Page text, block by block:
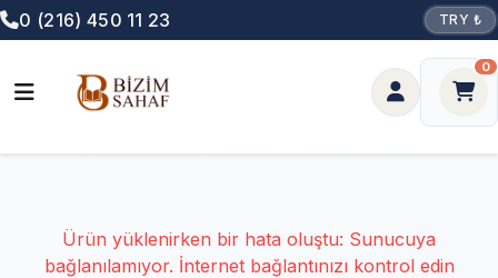
0 (216) 450 11 23 TRY ₺
0
Ürün yüklenirken bir hata oluştu: Sunucuya
bağlanılamıyor. İnternet bağlantınızı kontrol edin